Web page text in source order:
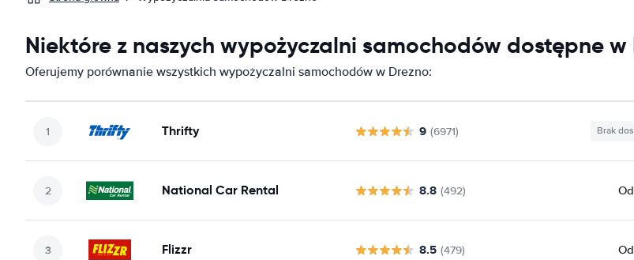
Niektóre z naszych wypożyczalni samochodów dostępne w
Oferujemy porównanie wszystkich wypożyczalni samochodów w Drezno:
Thrifty 9 (6971) Brak
National Car Rental 8.8 (492) Od
Flizzr 8.5 (479) Od